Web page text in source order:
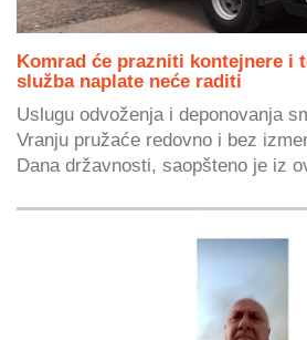
Komrad će prazniti kontejnere i
služba naplate neće raditi
Uslugu odvoženja i deponovanja
Vranju pružaće redovno i bez
Dana državnosti, saopšteno je iz